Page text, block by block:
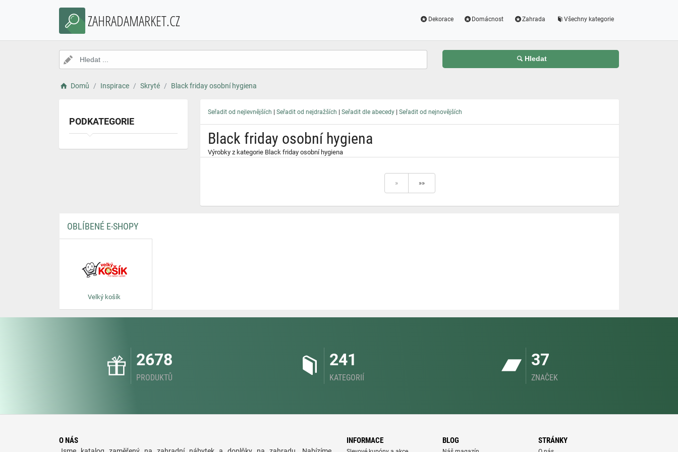
ZAHRADAMARKET.CZ Dekorace Domácnost Zahrada Všechny kategorie
Hledat
Domů Inspirace Skryté Black friday osobní hygiena
PODKATEGORIE
Seřadit od nejlevnějších | Seřadit od nejdražších | Seřadit dle abecedy | Seřadit od nejnovějších
Black friday osobní hygiena
Výrobky z kategorie Black friday osobní hygiena
» »»
OBLÍBENÉ E-SHOPY
Velký košík
2678
PRODUKTŮ
241
KATEGORIÍ
37
ZNAČEK
O NÁS INFORMACE BLOG STRÁNKY